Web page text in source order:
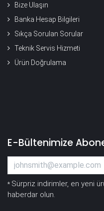
Bize Ulaşın
Banka Hesap Bilgileri
Sıkça Sorulan Sorular
Teknik Servis Hizmeti
Ürün Doğrulama
E-Bültenimize
* Sürpriz indirimler, en yeni
haberdar olun.